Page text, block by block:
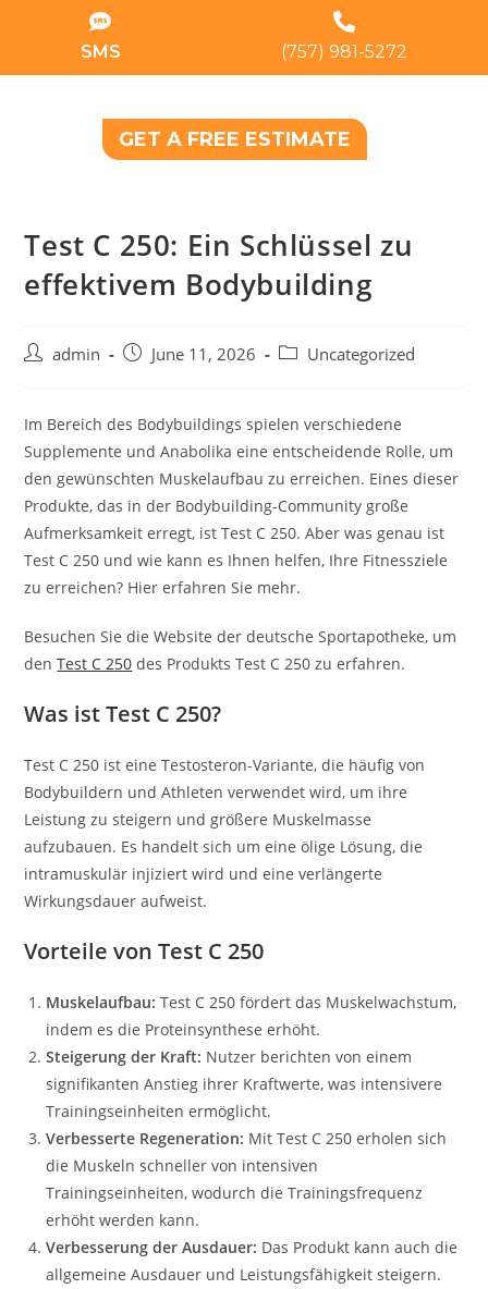
SMS (757) 981-5272
GET A FREE ESTIMATE
Test C 250: Ein Schlüssel zu
effektivem Bodybuilding
admin June 11, 2026 Uncategorized
Im Bereich des Bodybuildings spielen verschiedene
Supplemente und Anabolika eine entscheidende Rolle, um
den gewünschten Muskelaufbau zu erreichen. Eines dieser
Produkte, das in der Bodybuilding-Community große
Aufmerksamkeit erregt, ist Test C 250. Aber was genau ist
Test C 250 und wie kann es Ihnen helfen, Ihre Fitnessziele
zu erreichen? Hier erfahren Sie mehr.
Besuchen Sie die Website der deutsche Sportapotheke, um
denTest C 250 des Produkts Test C 250 zu erfahren.
Was ist Test C 250?
Test C 250 ist eine Testosteron-Variante, die häufig von
Bodybuildern und Athleten verwendet wird, um ihre
Leistung zu steigern und größere Muskelmasse
aufzubauen. Es handelt sich um eine ölige Lösung, die
intramuskulär injiziert wird und eine verlängerte
Wirkungsdauer aufweist.
Vorteile von Test C 250
Muskelaufbau: Test C 250 fördert das Muskelwachstum,
indem es die Proteinsynthese erhöht.
Steigerung der Kraft: Nutzer berichten von einem
signifikanten Anstieg ihrer Kraftwerte, was intensivere
Trainingseinheiten ermöglicht.
Verbesserte Regeneration: Mit Test C 250 erholen sich
die Muskeln schneller von intensiven
Trainingseinheiten, wodurch die Trainingsfrequenz
erhöht werden kann.
Verbesserung der Ausdauer: Das Produkt kann auch die
allgemeine Ausdauer und Leistungsfähigkeit steigern.